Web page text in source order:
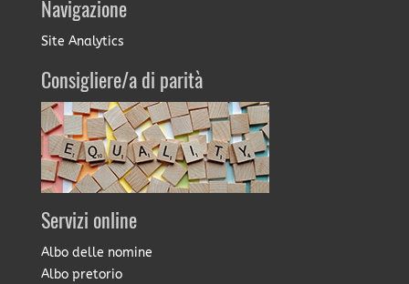
Navigazione
Site Analytics
Consigliere/a di parità
Servizi online
Albo delle nomine
Albo pretorio